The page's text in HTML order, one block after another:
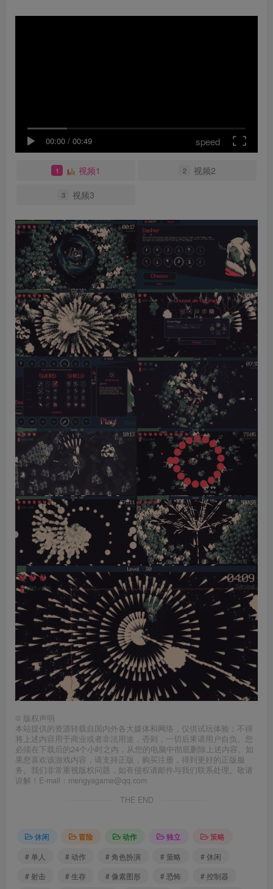
00:00 / 00:49 speed
1 视频1 2 视频2
3 视频3
© 版权声明
本站提供的资源转载自国内外各大媒体和网络，仅供试玩体验；不得
将上述内容用于商业或者非法用途，否则，一切后果请用户自负。您
必须在下载后的24个小时之内，从您的电脑中彻底删除上述内容。如
果您喜欢该游戏内容，请支持正版，购买注册，得到更好的正版服
务。我们非常重视版权问题，如有侵权请邮件与我们联系处理。敬请
谅解！E-mail：mengyagame@qq.com
THE END
休闲 冒险 动作 独立
策略
# 单人
# 动作 # 角色扮演 # 策略
# 休闲
# 射击
# 生存 # 像素图形 # 恐怖
# 控制器